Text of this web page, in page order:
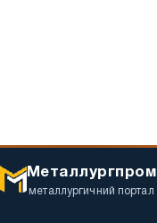
Металлургпром
металлургичний портал